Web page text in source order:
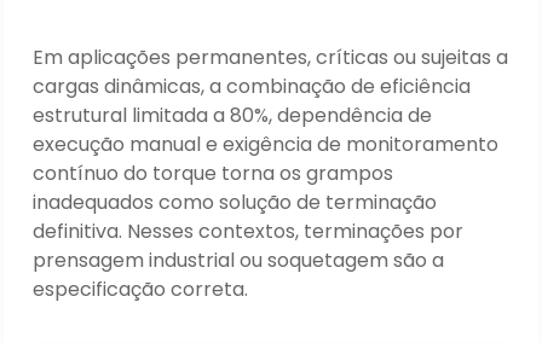
Em aplicações permanentes, críticas ou sujeitas a
cargas dinâmicas, a combinação de eficiência
estrutural limitada a 80%, dependência de
execução manual e exigência de monitoramento
contínuo do torque torna os grampos
inadequados como solução de terminação
definitiva. Nesses contextos, terminações por
prensagem industrial ou soquetagem são a
especificação correta.